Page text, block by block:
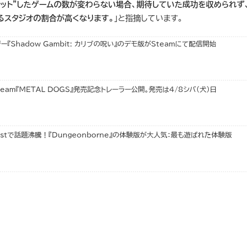
ト”したゲームの数が変わらない場合、期待していた成功を収められず、
タジオの割合が高くなります。 」と指摘しています。
ー『Shadow Gambit: カリブの呪い』のデモ版がSteamにて配信開始
METAL DOGS』発売記念トレーラー公開。発売は4/8シバ（犬）日
話題沸騰！『Dungeonborne』の体験版が大人気：最も遊ばれた体験版